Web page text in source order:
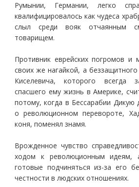
Румынии, Германии, легко
квалифицировалось как чудеса
слыл среди вояк отчаянным
товарищем.
Противник еврейских погромов и
своих же нагайкой, а
Киселевича, которого всегда
спасшего ему жизнь в Америке,
потому, когда в Бессарабии Дикую
о революционном перевороте,
коня, поменял знамя.
Врожденное чувство
ходом к революционным
готовые подчиняться из-за его
честности в людских отношениях.